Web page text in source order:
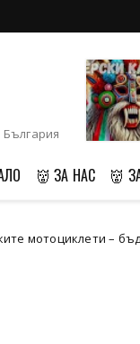
👹 ЗА НАС 👹
– бъдещето на